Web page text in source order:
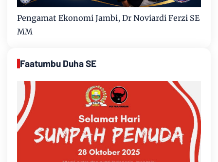
Pengamat Ekonomi Jambi, Dr Noviardi Ferzi SE
MM
Faatumbu Duha SE